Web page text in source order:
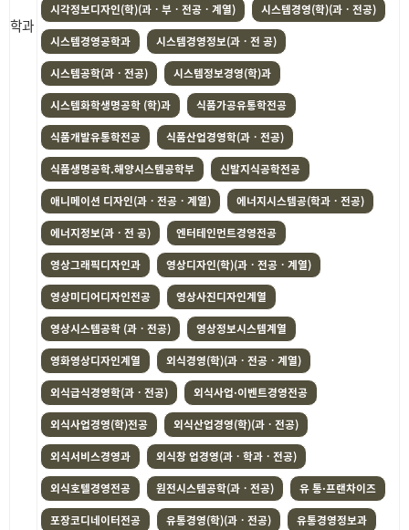
학과
시각정보디자인(학)(과ㆍ부ㆍ전공ㆍ계열)
시스템경영(학)(과ㆍ전공)
시스템경영공학과
시스템경영정보(과ㆍ전 공)
시스템공학(과ㆍ전공)
시스템정보경영(학)과
시스템화학생명공학 (학)과
식품가공유통학전공
식품개발유통학전공
식품산업경영학(과ㆍ전공)
식품생명공학.해양시스템공학부
신발지식공학전공
애니메이션 디자인(과ㆍ전공ㆍ계열)
에너지시스템공(학과ㆍ전공)
에너지정보(과ㆍ전 공)
엔터테인먼트경영전공
영상그래픽디자인과
영상디자인(학)(과ㆍ전공ㆍ계열)
영상미디어디자인전공
영상사진디자인계열
영상시스템공학 (과ㆍ전공)
영상정보시스템계열
영화영상디자인계열
외식경영(학)(과ㆍ전공ㆍ계열)
외식급식경영학(과ㆍ전공)
외식사업·이벤트경영전공
외식사업경영(학)전공
외식산업경영(학)(과ㆍ전공)
외식서비스경영과
외식창 업경영(과ㆍ학과ㆍ전공)
외식호텔경영전공
원전시스템공학(과ㆍ전공)
유 통·프랜차이즈
포장코디네이터전공
유통경영(학)(과ㆍ전공)
유통경영정보과